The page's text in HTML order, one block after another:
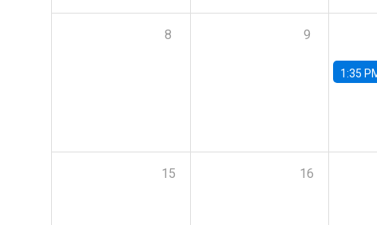
8 9
1:35
15 16